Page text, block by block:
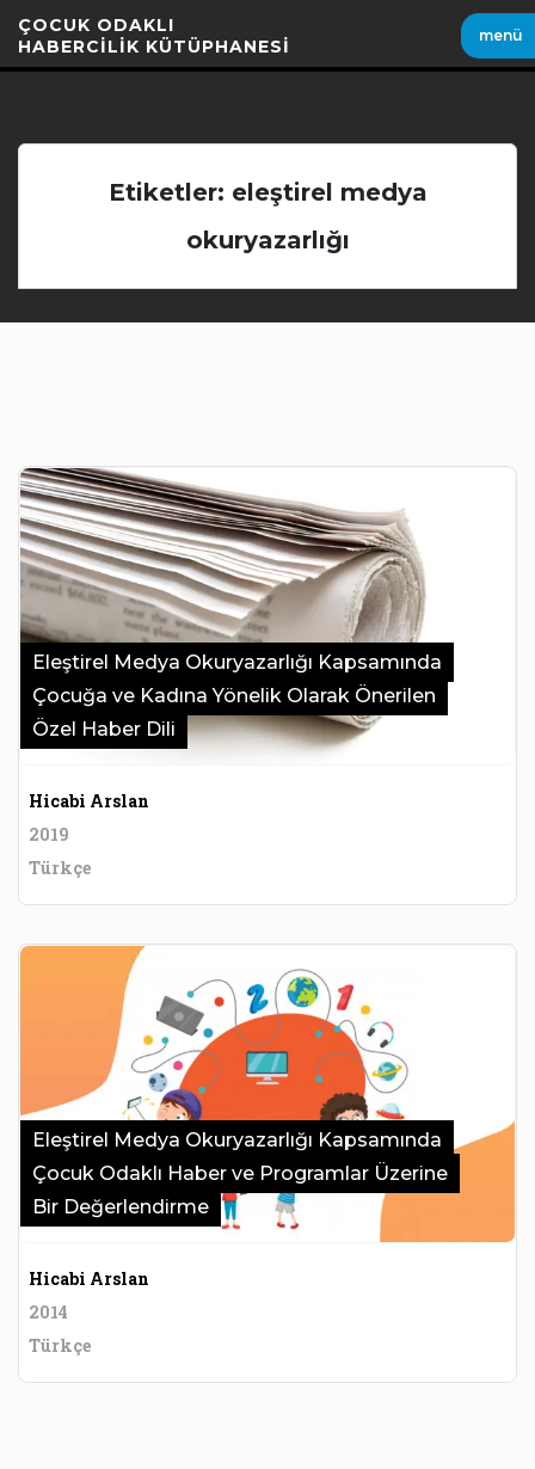
Geç
ÇOCUK ODAKLI
HABERCİLİK KÜTÜPHANESİ
menü
Etiketler: eleştirel medya
okuryazarlığı
Eleştirel Medya Okuryazarlığı Kapsamında
Çocuğa ve Kadına Yönelik Olarak Önerilen
Özel Haber Dili
Hicabi Arslan
2019
Türkçe
Eleştirel Medya Okuryazarlığı Kapsamında
Çocuk Odaklı Haber ve Programlar Üzerine
Bir Değerlendirme
Hicabi Arslan
2014
Türkçe